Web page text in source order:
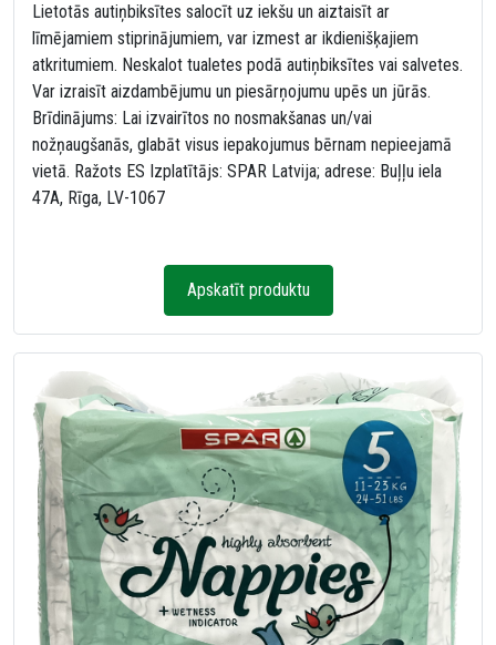
Lietotās autiņbiksītes salocīt uz iekšu un aiztaisīt ar
līmējamiem stiprinājumiem, var izmest ar ikdienišķajiem
atkritumiem. Neskalot tualetes podā autiņbiksītes vai salvetes.
Var izraisīt aizdambējumu un piesārņojumu upēs un jūrās.
Brīdinājums: Lai izvairītos no nosmakšanas un/vai
nožņaugšanās, glabāt visus iepakojumus bērnam nepieejamā
vietā. Ražots ES Izplatītājs: SPAR Latvija; adrese: Buļļu iela
47A, Rīga, LV-1067
Apskatīt produktu